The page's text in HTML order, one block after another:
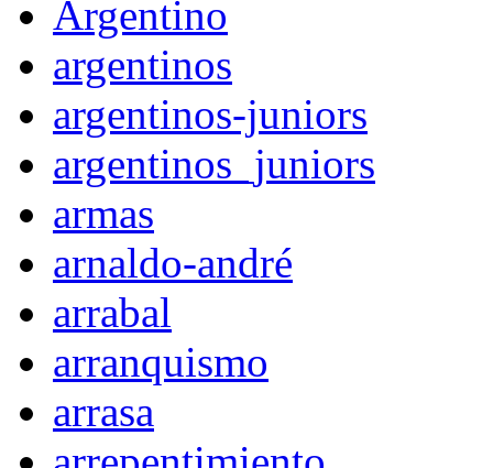
Argentino
argentinos
argentinos-juniors
argentinos_juniors
armas
arnaldo-andré
arrabal
arranquismo
arrasa